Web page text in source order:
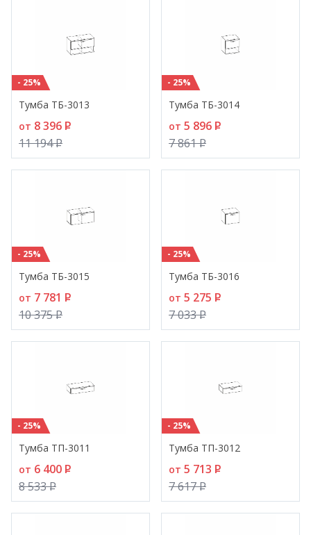
- 25%
Тумба ТБ-3013
от 8 396 P
11 194P
- 25%
Тумба ТБ-3014
от 5 896 P
7 861P
- 25%
Тумба ТБ-3015
от 7 781 P
10 375P
- 25%
Тумба ТБ-3016
от 5 275 P
7 033P
- 25%
Тумба ТП-3011
от 6 400 P
8 533P
- 25%
Тумба ТП-3012
от 5 713 P
7 617P